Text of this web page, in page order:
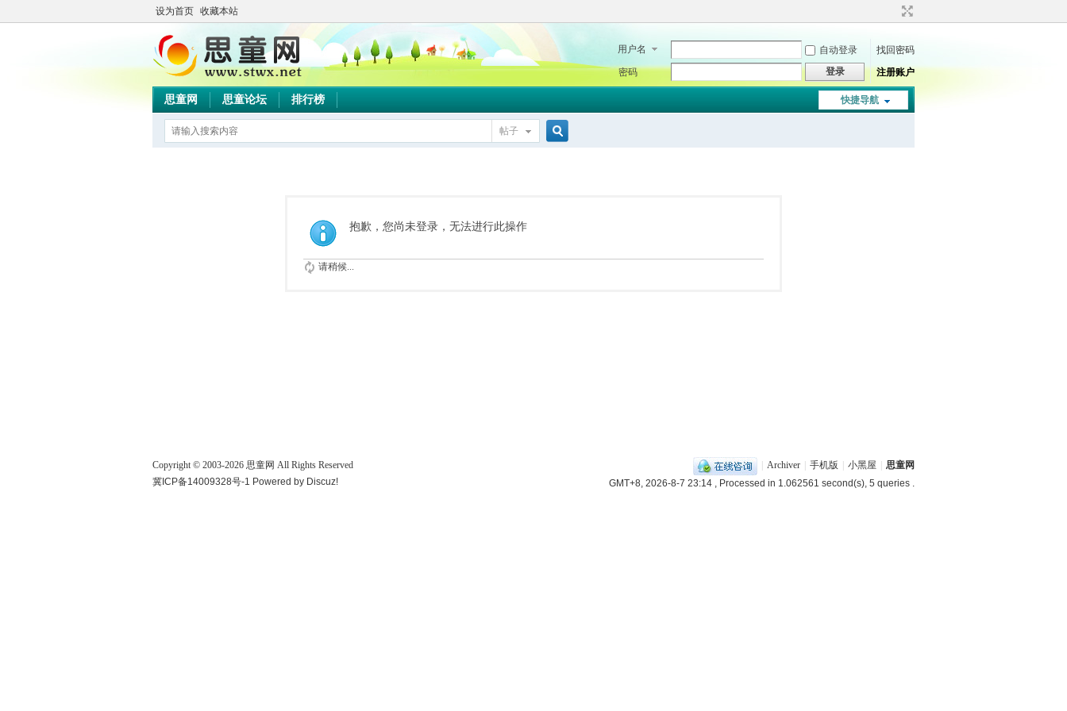
设为首页 收藏本站
用户名 自动登录
找回密码
密码
登录 注册账户
快捷导航
思童网 思童论坛 排行榜
帖子
抱歉，您尚未登录，无法进行此操作
请稍候...
Archiver 手机版 小黑屋
思童网
GMT+8, 2026-8-7 23:14 , Processed in 1.062561 second(s), 5 queries .
Copyright © 2003-2026 思童网 All Rights Reserved
冀ICP备14009328号-1 Powered by Discuz!